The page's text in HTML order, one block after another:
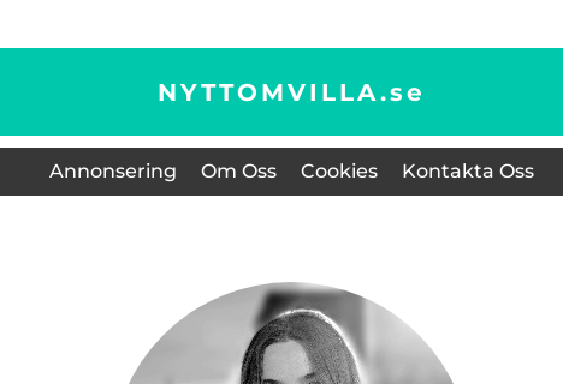
NYTTOMVILLA.se
Annonsering Om Oss Cookies Kontakta Oss